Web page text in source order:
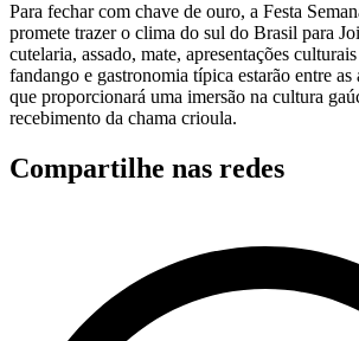
Para fechar com chave de ouro, a Festa
promete trazer o clima do sul do Brasil para
cutelaria, assado, mate, apresentações
fandango e gastronomia típica estarão entre as
que proporcionará uma imersão na cultura
recebimento da chama crioula.
Compartilhe nas redes